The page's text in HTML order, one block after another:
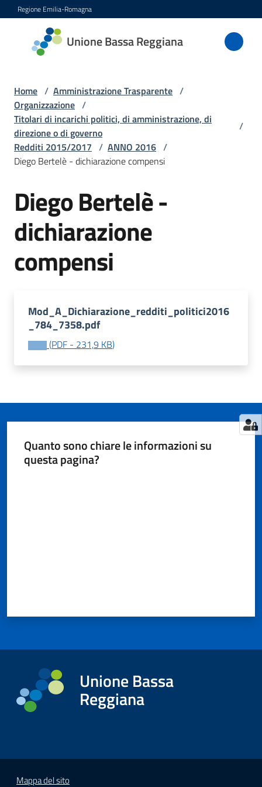
Vai al contenuto
Vai alla navigazione
Vai al footer
Regione Emilia-Romagna
Unione Bassa Reggiana
Unione
Bassa
Amministrazione
Menu selezionato
Novità
Servizi
Vivere
l'Unione
Tutti
argomenti...
su
Home / Amministrazione Trasparente /
Organizzazione /
Titolari di incarichi politici, di amministrazione, di
direzione o di governo
/
Redditi 2015/2017 / ANNO 2016 /
Diego Bertelè - dichiarazione compensi
Diego Bertelè -
dichiarazione
compensi
Mod_A_Dichiarazione_redditi_politici2016
_784_7358.pdf
(PDF - 231,9 KB)
Quanto sono chiare le informazioni su
questa pagina?
Unione Bassa
Reggiana
Mappa del sito